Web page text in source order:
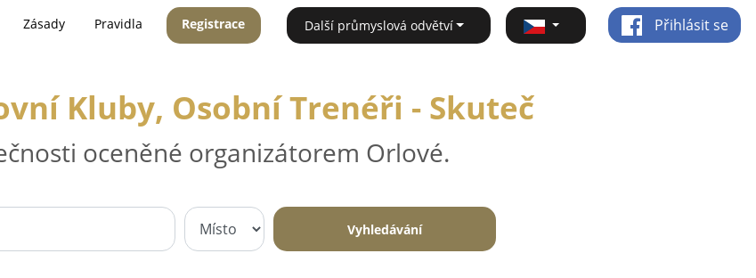
Zásady Pravidla Registrace Další průmyslová odvětví Přihlásit se
Kluby, Osobní Trenéři - Skuteč
oceněné organizátorem Orlové.
Vyhledávání